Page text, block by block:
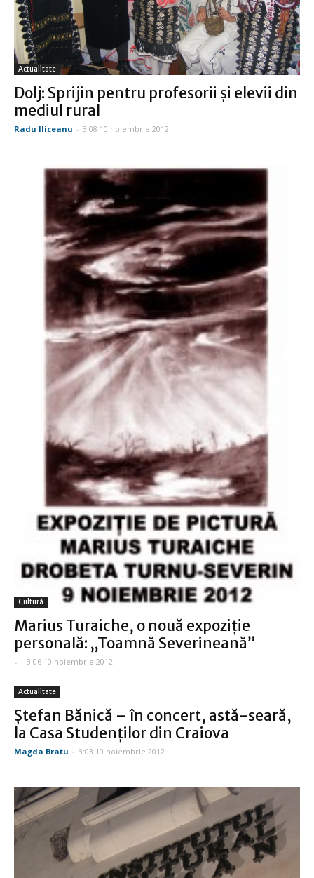
Actualitate
Dolj: Sprijin pentru profesorii şi elevii din
mediul rural
Radu Iliceanu - 3:08 10 noiembrie 2012
Cultură
Marius Turaiche, o nouă expoziţie
personală: „Toamnă Severineană”
- - 3:06 10 noiembrie 2012
Actualitate
Ştefan Bănică – în concert, astă-seară,
la Casa Studenţilor din Craiova
Magda Bratu - 3:03 10 noiembrie 2012